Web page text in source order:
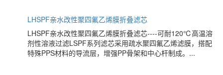
LHSPF亲水改性聚四氟乙烯膜折叠滤芯
LHSPF亲水改性聚四氟乙烯膜折叠滤芯----可耐120℃高温溶
剂性溶液过滤LSPF系列滤芯采用疏水聚四氟乙烯滤膜，搭配
特殊PPS材料的导流层，增强PP骨架和中心杆制成。...